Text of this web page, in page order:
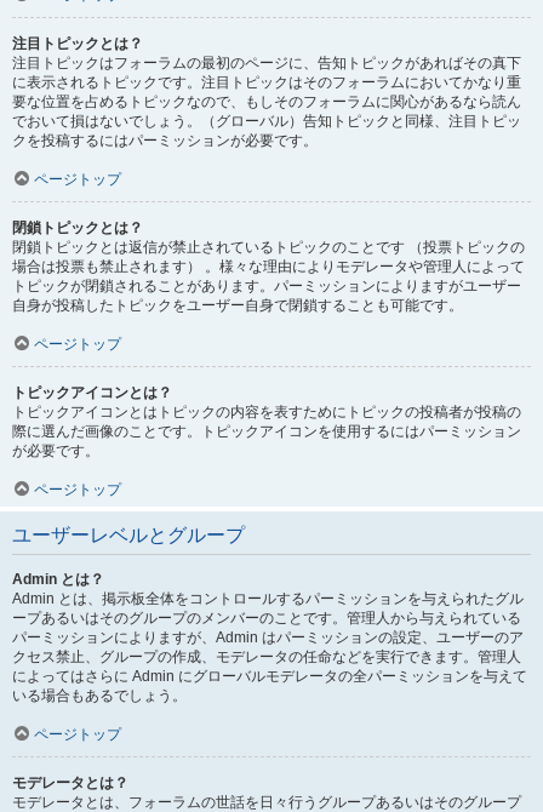
注目トピックとは？
注目トピックはフォーラムの最初のページに、告知トピックがあればその真下
に表示されるトピックです。注目トピックはそのフォーラムにおいてかなり重
要な位置を占めるトピックなので、もしそのフォーラムに関心があるなら読ん
でおいて損はないでしょう。（グローバル）告知トピックと同様、注目トピッ
クを投稿するにはパーミッションが必要です。
ページトップ
閉鎖トピックとは？
閉鎖トピックとは返信が禁止されているトピックのことです （投票トピックの
場合は投票も禁止されます） 。様々な理由によりモデレータや管理人によって
トピックが閉鎖されることがあります。パーミッションによりますがユーザー
自身が投稿したトピックをユーザー自身で閉鎖することも可能です。
ページトップ
トピックアイコンとは？
トピックアイコンとはトピックの内容を表すためにトピックの投稿者が投稿の
際に選んだ画像のことです。トピックアイコンを使用するにはパーミッション
が必要です。
ページトップ
ユーザーレベルとグループ
Admin とは？
Admin とは、掲示板全体をコントロールするパーミッションを与えられたグル
ープあるいはそのグループのメンバーのことです。管理人から与えられている
パーミッションによりますが、Admin はパーミッションの設定、ユーザーのア
クセス禁止、グループの作成、モデレータの任命などを実行できます。管理人
によってはさらに Admin にグローバルモデレータの全パーミッションを与えて
いる場合もあるでしょう。
ページトップ
モデレータとは？
モデレータとは、フォーラムの世話を日々行うグループあるいはそのグループ